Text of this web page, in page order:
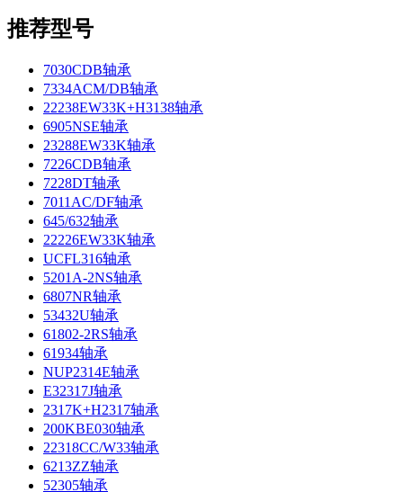
推荐型号
7030CDB轴承
7334ACM/DB轴承
22238EW33K+H3138轴承
6905NSE轴承
23288EW33K轴承
7226CDB轴承
7228DT轴承
7011AC/DF轴承
645/632轴承
22226EW33K轴承
UCFL316轴承
5201A-2NS轴承
6807NR轴承
53432U轴承
61802-2RS轴承
61934轴承
NUP2314E轴承
E32317J轴承
2317K+H2317轴承
200KBE030轴承
22318CC/W33轴承
6213ZZ轴承
52305轴承